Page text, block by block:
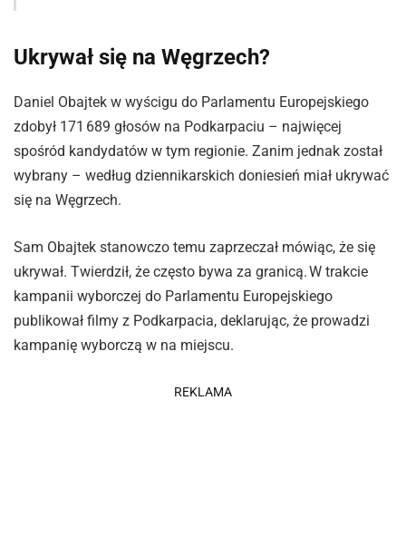
Ukrywał się na Węgrzech?
Daniel Obajtek w wyścigu do Parlamentu Europejskiego
zdobył 171 689 głosów na Podkarpaciu – najwięcej
spośród kandydatów w tym regionie. Zanim jednak został
wybrany – według dziennikarskich doniesień miał ukrywać
się na Węgrzech.
Sam Obajtek stanowczo temu zaprzeczał mówiąc, że się
ukrywał. Twierdził, że często bywa za granicą. W trakcie
kampanii wyborczej do Parlamentu Europejskiego
publikował filmy z Podkarpacia, deklarując, że prowadzi
kampanię wyborczą w na miejscu.
REKLAMA